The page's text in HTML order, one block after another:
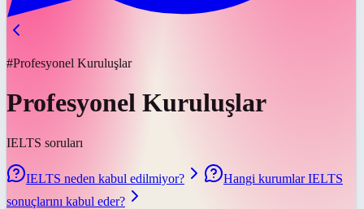
#Profesyonel Kuruluşlar
Profesyonel Kuruluşlar
IELTS soruları
IELTS neden kabul edilmiyor?
Hangi kurumlar IELTS
sonuçlarını kabul eder?